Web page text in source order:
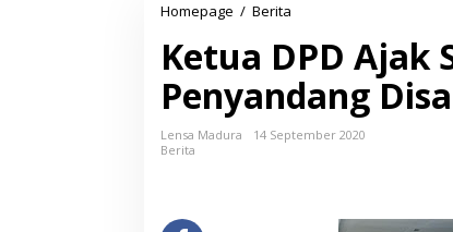
Homepage / Berita
t
u
a
D
P
Ketua DPD Ajak
Penyandang
Lensa Madura
14 September 2020
Berita